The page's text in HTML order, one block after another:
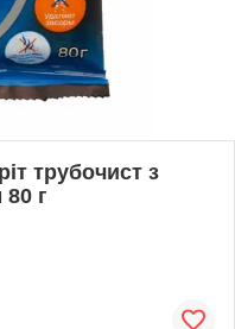
трубочист з
г